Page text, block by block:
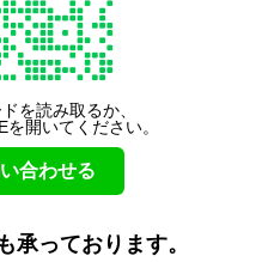
を読み取るか、
開いてください。
合わせる
承っております。